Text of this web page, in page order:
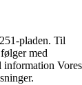
pladen. Til
med
Vores